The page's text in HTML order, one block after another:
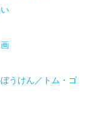
うけん／トム・ゴ